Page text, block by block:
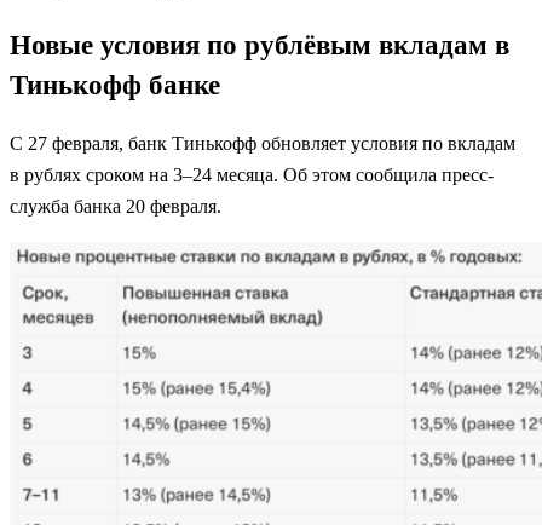
Новые условия по рублёвым вкладам в
Тинькофф банке
С 27 февраля, банк Тинькофф обновляет условия по вкладам
в рублях сроком на 3–24 месяца. Об этом сообщила пресс-
служба банка 20 февраля.